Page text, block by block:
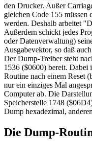
den Drucker. Außer
gleichen Code 155 müssen
werden. Deshalb arbeitet
Außerdem schickt jedes
oder Datenverwaltung)
Ausgabevektor, so daß
Der Dump-Treiber steht
1536 ($0600) bereit. Dabei
Routine nach einem Reset
nur ein einziges Mal
Computer ab. Die
Speicherstelle 1748
Dump hexadezimal,
Die Dump-